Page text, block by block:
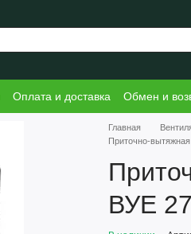
Оплата и доставка Обмен и
Главная
Приточно-
ВУЕ